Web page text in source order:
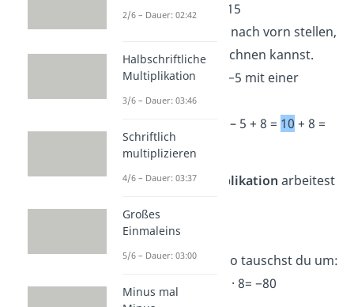
➡️Beispiel:−5 + 8 + 15
Du möchtest die 15 nach vorn stellen,
damit du leichter rechnen kannst.
Dann musst du die −5 mit einer
Klammer sichern:
+ 8 = 15 – 5 + 8 = 10 + 8 =
18
Auch bei derMultiplikation arbeitest
➡️Beispiel:−2 · 8 · 5
−2 · 5 ergibt −10. Also tauschst du um:
5 · (−2) · 8 = · 8= −80
2/6 – Dauer: 02:42
Halbschriftliche
Multiplikation
3/6 – Dauer: 03:46
Schriftlich
multiplizieren
4/6 – Dauer: 03:37
Großes
Einmaleins
5/6 – Dauer: 03:00
Minus mal